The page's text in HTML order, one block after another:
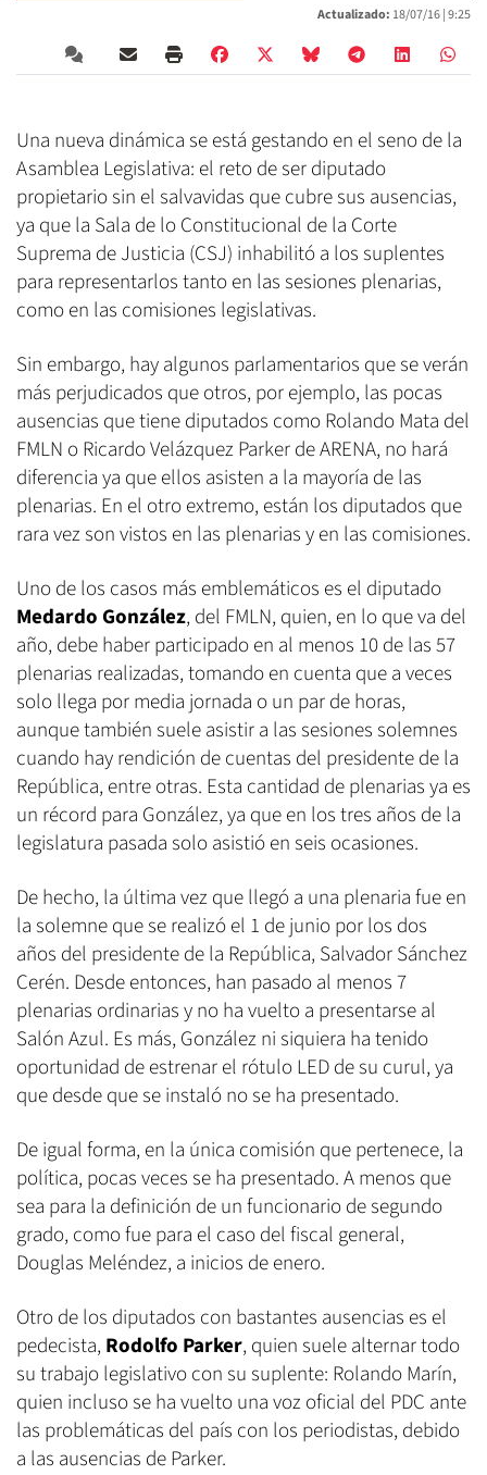
Actualizado: 18/07/16 |9:25
Una nueva dinámica se está gestando en el seno de la
Asamblea Legislativa: el reto de ser diputado
propietario sin el salvavidas que cubre sus ausencias,
ya que la Sala de lo Constitucional de la Corte
Suprema de Justicia (CSJ) inhabilitó a los suplentes
para representarlos tanto en las sesiones plenarias,
como en las comisiones legislativas.
Sin embargo, hay algunos parlamentarios que se verán
más perjudicados que otros, por ejemplo, las pocas
ausencias que tiene diputados como Rolando Mata del
FMLN o Ricardo Velázquez Parker de ARENA, no hará
diferencia ya que ellos asisten a la mayoría de las
plenarias. En el otro extremo, están los diputados que
rara vez son vistos en las plenarias y en las comisiones.
Uno de los casos más emblemáticos es el diputado
Medardo González, del FMLN, quien, en lo que va del
año, debe haber participado en al menos 10 de las 57
plenarias realizadas, tomando en cuenta que a veces
solo llega por media jornada o un par de horas,
aunque también suele asistir a las sesiones solemnes
cuando hay rendición de cuentas del presidente de la
República, entre otras. Esta cantidad de plenarias ya es
un récord para González, ya que en los tres años de la
legislatura pasada solo asistió en seis ocasiones.
De hecho, la última vez que llegó a una plenaria fue en
la solemne que se realizó el 1 de junio por los dos
años del presidente de la República, Salvador Sánchez
Cerén. Desde entonces, han pasado al menos 7
plenarias ordinarias y no ha vuelto a presentarse al
Salón Azul. Es más, González ni siquiera ha tenido
oportunidad de estrenar el rótulo LED de su curul, ya
que desde que se instaló no se ha presentado.
De igual forma, en la única comisión que pertenece, la
política, pocas veces se ha presentado. A menos que
sea para la definición de un funcionario de segundo
grado, como fue para el caso del fiscal general,
Douglas Meléndez, a inicios de enero.
Otro de los diputados con bastantes ausencias es el
pedecista, Rodolfo Parker, quien suele alternar todo
su trabajo legislativo con su suplente: Rolando Marín,
quien incluso se ha vuelto una voz oficial del PDC ante
las problemáticas del país con los periodistas, debido
a las ausencias de Parker.